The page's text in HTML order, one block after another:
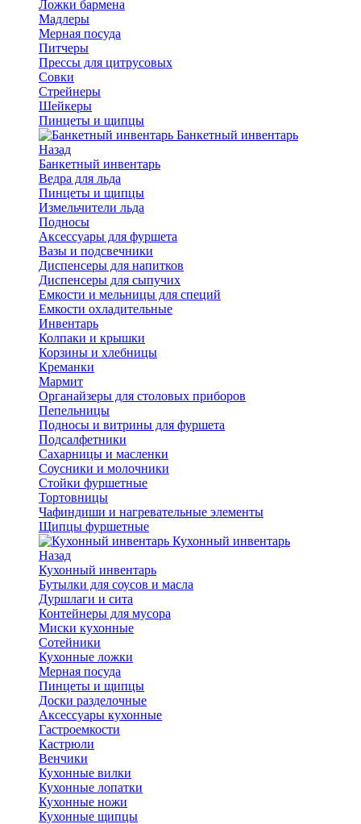
Ложки бармена
Мадлеры
Мерная посуда
Питчеры
Прессы для цитрусовых
Совки
Стрейнеры
Шейкеры
Пинцеты и щипцы
Банкетный инвентарь
Назад
Банкетный инвентарь
Ведра для льда
Пинцеты и щипцы
Измельчители льда
Подносы
Аксессуары для фуршета
Вазы и подсвечники
Диспенсеры для напитков
Диспенсеры для сыпучих
Емкости и мельницы для специй
Емкости охладительные
Инвентарь
Колпаки и крышки
Корзины и хлебницы
Креманки
Мармит
Органайзеры для столовых приборов
Пепельницы
Подносы и витрины для фуршета
Подсалфетники
Сахарницы и масленки
Соусники и молочники
Стойки фуршетные
Тортовницы
Чафиндиши и нагревательные элементы
Щипцы фуршетные
Кухонный инвентарь
Назад
Кухонный инвентарь
Бутылки для соусов и масла
Дуршлаги и сита
Контейнеры для мусора
Миски кухонные
Сотейники
Кухонные ложки
Мерная посуда
Пинцеты и щипцы
Доски разделочные
Аксессуары кухонные
Гастроемкости
Кастрюли
Венчики
Кухонные вилки
Кухонные лопатки
Кухонные ножи
Кухонные щипцы